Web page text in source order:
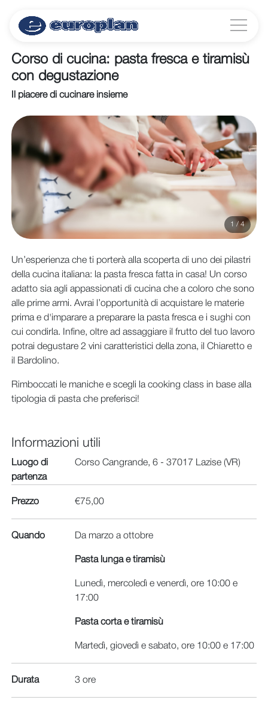
Corso di cucina: pasta fresca e tiramisù
con degustazione
Il piacere di cucinare insieme
1 / 4
Un’esperienza che ti porterà alla scoperta di uno dei pilastri
della cucina italiana: la pasta fresca fatta in casa! Un corso
adatto sia agli appassionati di cucina che a coloro che sono
alle prime armi. Avrai l’opportunità di acquistare le materie
prima e d'imparare a preparare la pasta fresca e i sughi con
cui condirla. Infine, oltre ad assaggiare il frutto del tuo lavoro
potrai degustare 2 vini caratteristici della zona, il Chiaretto e
il Bardolino.
Rimboccati le maniche e scegli la cooking class in base alla
tipologia di pasta che preferisci!
Informazioni utili
Luogo di
partenza
Corso Cangrande, 6 - 37017 Lazise (VR)
Prezzo €75,00
Quando Da marzo a ottobre
Pasta lunga e tiramisù
Lunedì, mercoledì e venerdì, ore 10:00 e
17:00
Pasta corta e tiramisù
Martedì, giovedì e sabato, ore 10:00 e 17:00
Durata 3 ore